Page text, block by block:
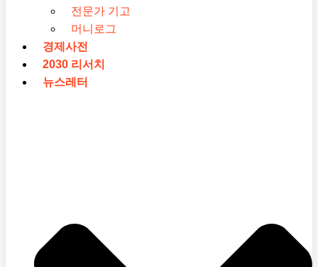
전문가 기고
머니로그
경제사전
2030 리서치
뉴스레터